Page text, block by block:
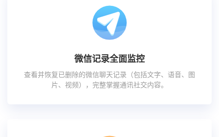
微信记录全面监控
查看并恢复已删除的微信聊天记录（包括文字、语音、图
片、视频），完整掌握通讯社交内容。